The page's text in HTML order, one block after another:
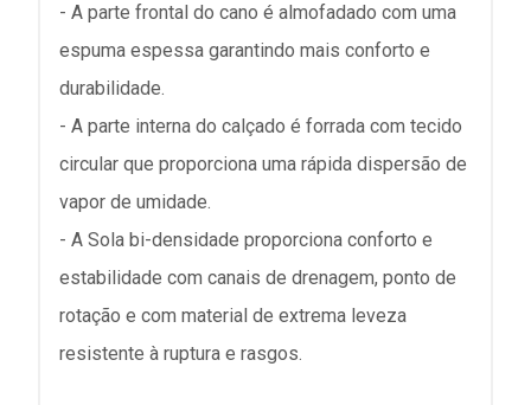
- A parte frontal do cano é almofadado com uma
espuma espessa garantindo mais conforto e
durabilidade.
- A parte interna do calçado é forrada com tecido
circular que proporciona uma rápida dispersão de
vapor de umidade.
- A Sola bi-densidade proporciona conforto e
estabilidade com canais de drenagem, ponto de
rotação e com material de extrema leveza
resistente à ruptura e rasgos.